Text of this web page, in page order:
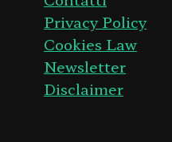
Privacy Policy
Cookies Law
Newsletter
Disclaimer